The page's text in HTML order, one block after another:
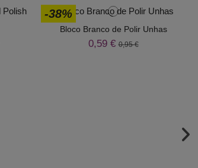
-38%
Bloco Branco de Polir Unhas
0,59 €0,95 €